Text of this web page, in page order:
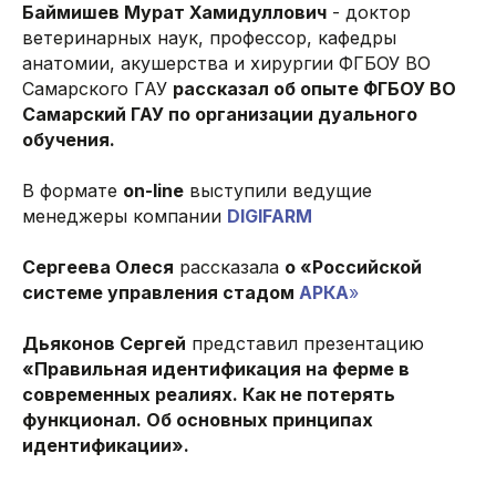
Баймишев Мурат Хамидуллович - доктор
ветеринарных наук, профессор, кафедры
анатомии, акушерства и хирургии ФГБОУ ВО
Самарского ГАУ рассказал об опыте ФГБОУ ВО
Самарский ГАУ по организации дуального
обучения.
В формате on-line выступили ведущие
менеджеры компании DIGIFARM
Сергеева Олеся рассказала о «Российской
системе управления стадом АРКА»
Дьяконов Сергей представил презентацию
«Правильная идентификация на ферме в
современных реалиях. Как не потерять
функционал. Об основных принципах
идентификации».
г. Липецк, ул. Бунина, 15, офис 5
Часы работы: Пн-Пт 08:00-18:00